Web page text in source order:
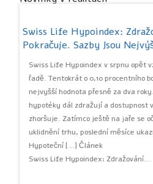
Swiss Life Hypoindex:
Pokračuje. Sazby Jsou
Swiss Life Hypoindex v srpnu opět
řadě. Tentokrát o 0,10 procentního
nejvyšší hodnota přesně za dva
hypotéky dál zdražují a dostupnost
zhoršuje. Zatímco ještě na jaře se
uklidnění trhu, poslední měsíce
Hypoteční […] Článek
Swiss Life Hypoindex: Zdražování...